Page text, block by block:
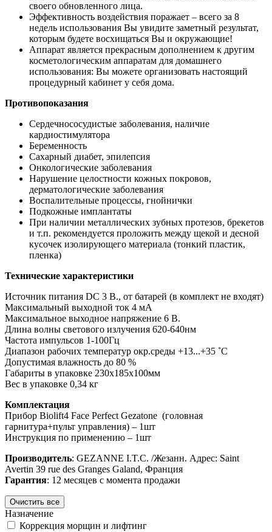
своего обновленного лица.
Эффективность воздействия поражает – всего за 8
недель использования Вы увидите заметный результат,
которым будете восхищаться Вы и окружающие!
Аппарат является прекрасным дополнением к другим
косметологическим аппаратам для домашнего
использования: Вы можете организовать настоящий
процедурный кабинет у себя дома.
Противопоказания
Сердечнососудистые заболевания, наличие
кардиостимулятора
Беременность
Сахарный диабет, эпилепсия
Онкологические заболевания
Нарушение целостности кожных покровов,
дерматологические заболевания
Воспалительные процессы, гнойнички
Подкожные имплантаты
При наличии металлических зубных протезов, брекетов
и т.п. рекомендуется проложить между щекой и десной
кусочек изолирующего материала (тонкий пластик,
пленка)
Технические характеристики
Источник питания DC 3 В., от батарей (в комплект не входят)
Максимальный выходной ток 4 мA
Максимальное выходное напряжение 6 В.
Длина волны светового излучения 620-640нм
Частота импульсов 1-100Гц
Диапазон рабочих температур окр.среды +13...+35 ˚С
Допустимая влажность до 80 %
Габариты в упаковке 230x185x100мм
Вес в упаковке 0,34 кг
Комплектация
Прибор Biolift4 Face Perfect Gezatone (головная
гарнитура+пульт управления) – 1шт
Инструкция по применению – 1шт
Производитель: GEZANNE I.T.C. /Жезанн. Адрес: Saint
Avertin 39 rue des Granges Galand, Франция
Гарантия: 12 месяцев с момента продажи
Назначение
Коррекция морщин и лифтинг